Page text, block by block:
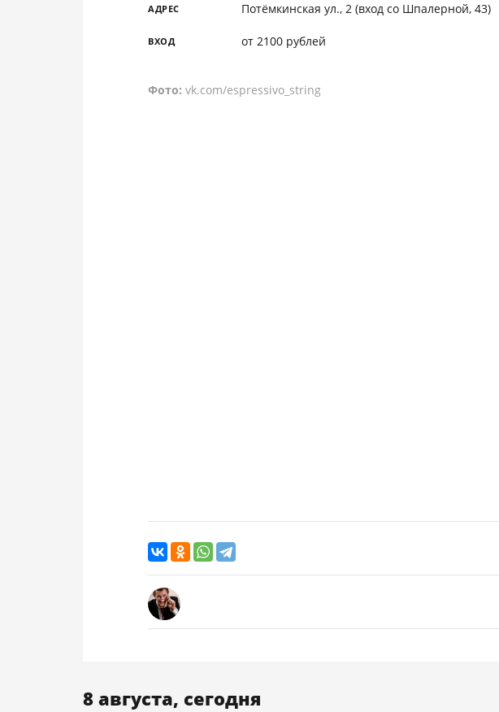
АДРЕС Потёмкинская ул., 2 (вход со Шпалерной, 43)
ВХОД от 2100 рублей
Фото:vk.com/espressivo_string
8 августа, сегодня